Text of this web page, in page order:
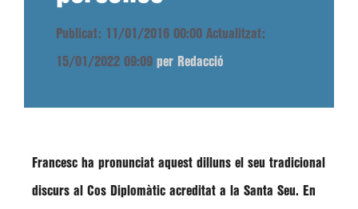
Publicat: 11/01/2016 00:00 Actualitzat:
15/01/2022 09:09 per Redacció
Francesc ha pronunciat aquest dilluns el seu tradicional
discurs al Cos Diplomàtic acreditat a la Santa Seu. En